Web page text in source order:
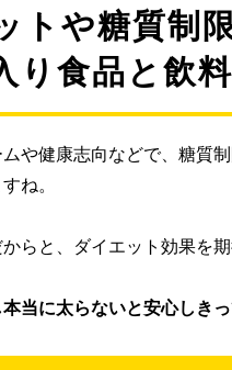
トや糖質制
り食品と飲料
や健康志向などで、糖質
ね。
らと、ダイエット効果を期
本当に太らないと安心しき